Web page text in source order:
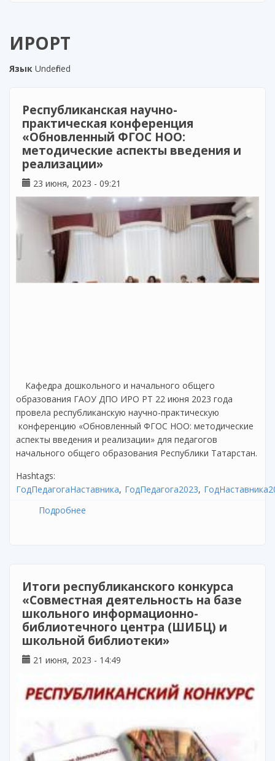
ИРОРТ
Язык Undefined
Республиканская научно-
практическая конференция
«Обновленный ФГОС НОО:
методические аспекты введения и
реализации»
23 июня, 2023 - 09:21
Кафедра дошкольного и начального общего
образования ГАОУ ДПО ИРО РТ 22 июня 2023 года
провела республиканскую научно-практическую
конференцию «Обновленный ФГОС НОО: методические
аспекты введения и реализации» для педагогов
начального общего образования Республики Татарстан.
Hashtags:
ГодПедагогаНаставника ГодПедагога2023
Подробнее
Итоги республиканского конкурса
«Совместная деятельность на базе
школьного информационно-
библиотечного центра (ШИБЦ) и
школьной библиотеки»
21 июня, 2023 - 14:49